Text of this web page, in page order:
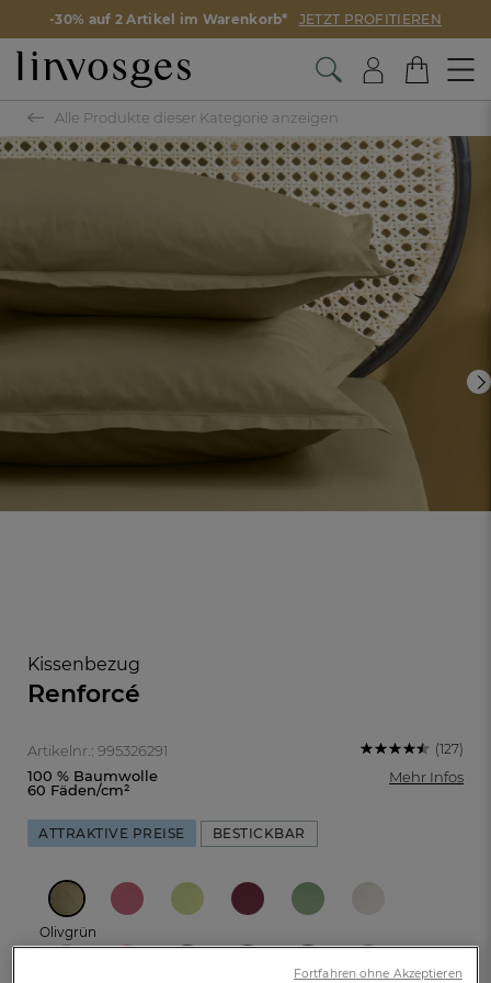
-30% auf 2 Artikel im Warenkorb* JETZT PROFITIEREN
BE
CH
Alle Produkte dieser Kategorie anzeigen
Kissenbezug
Renforcé
Artikelnr.: 995326291
100 % Baumwolle
60 Fäden/cm²
(127)
Mehr Infos
ATTRAKTIVE PREISE BESTICKBAR
Olivgrün
Fortfahren ohne Akzeptieren